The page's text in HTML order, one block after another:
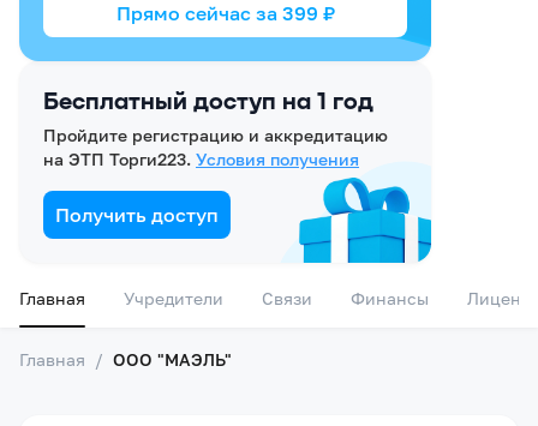
Бесплатный доступ на 1 год
Пройдите регистрацию и аккредитацию
на ЭТП Торги223. Условия получения
Получить доступ
Прямо сейчас за 399 ₽
Главная Учредители Связи Финансы
Главная / ООО "МАЭЛЬ"